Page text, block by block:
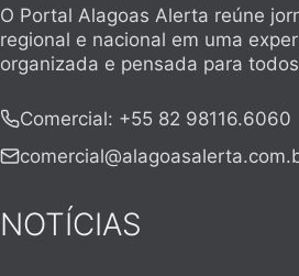
O Portal Alagoas Alerta reúne
regional e nacional em uma
organizada e pensada para
Comercial: +55 82 98116.6060
NOTÍCIAS